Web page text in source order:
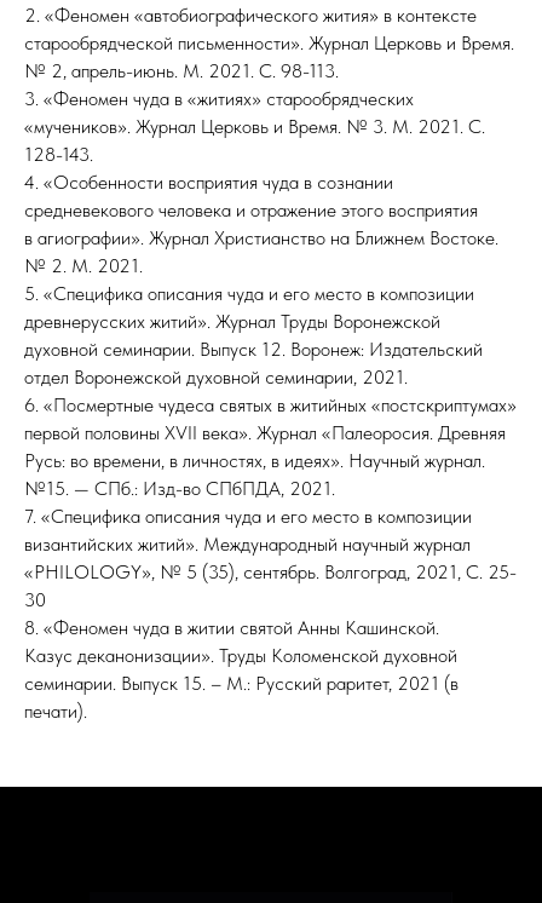
2. «Феномен «автобиографического жития» в контексте
старообрядческой письменности». Журнал Церковь и Время.
№ 2, апрель-июнь. М. 2021. С. 98-113.
3. «Феномен чуда в «житиях» старообрядческих
«мучеников». Журнал Церковь и Время. № 3. М. 2021. С.
128-143.
4. «Особенности восприятия чуда в сознании
средневекового человека и отражение этого восприятия
в агиографии». Журнал Христианство на Ближнем Востоке.
№ 2. М. 2021.
5. «Специфика описания чуда и его место в композиции
древнерусских житий». Журнал Труды Воронежской
духовной семинарии. Выпуск 12. Воронеж: Издательский
отдел Воронежской духовной семинарии, 2021.
6. «Посмертные чудеса святых в житийных «постскриптумах»
первой половины XVII века». Журнал «Палеоросия. Древняя
Русь: во времени, в личностях, в идеях». Научный журнал.
№15. — СПб.: Изд-во СПбПДА, 2021.
7. «Специфика описания чуда и его место в композиции
византийских житий». Международный научный журнал
«PHILOLOGY», № 5 (35), сентябрь. Волгоград, 2021, С. 25-
30
8. «Феномен чуда в житии святой Анны Кашинской.
Казус деканонизации». Труды Коломенской духовной
семинарии. Выпуск 15. – М.: Русский раритет, 2021 (в
печати).